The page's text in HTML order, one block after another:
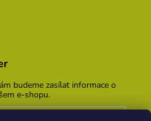
budeme zasílat informace o
e-shopu.